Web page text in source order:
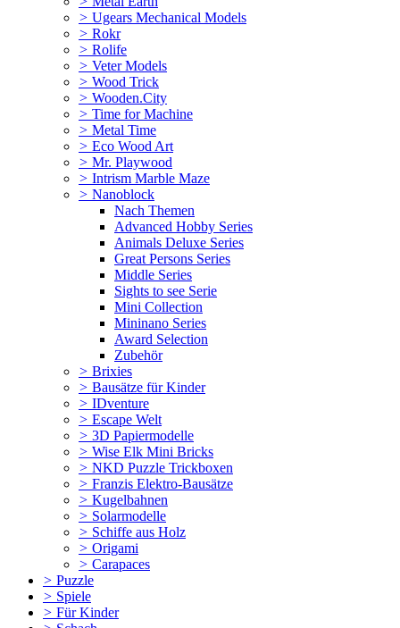
> Ugears Mechanical Models
> Rokr
> Rolife
> Veter Models
> Wood Trick
> Wooden.City
> Time for Machine
> Metal Time
> Eco Wood Art
> Mr. Playwood
> Intrism Marble Maze
> Nanoblock
Nach Themen
Advanced Hobby Series
Animals Deluxe Series
Great Persons Series
Middle Series
Sights to see Serie
Mini Collection
Mininano Series
Award Selection
Zubehör
> Brixies
> Bausätze für Kinder
> IDventure
> Escape Welt
> 3D Papiermodelle
> Wise Elk Mini Bricks
> NKD Puzzle Trickboxen
> Franzis Elektro-Bausätze
> Kugelbahnen
> Solarmodelle
> Schiffe aus Holz
> Origami
> Carapaces
> Puzzle
> Spiele
> Für Kinder